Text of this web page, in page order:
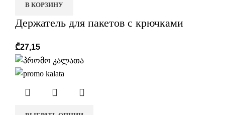
В КОРЗИНУ
Держатель для пакетов с крючками
₾27,15